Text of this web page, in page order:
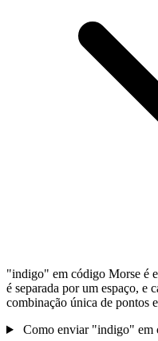
"indigo" em código Morse é
é separada por um espaço, e
combinação única de pontos
Como enviar "indigo" em